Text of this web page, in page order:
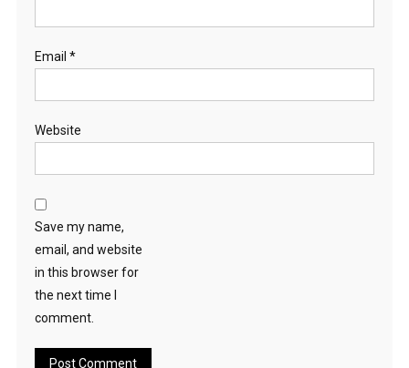
Email *
Website
Save my name,
email, and website
in this browser for
the next time I
comment.